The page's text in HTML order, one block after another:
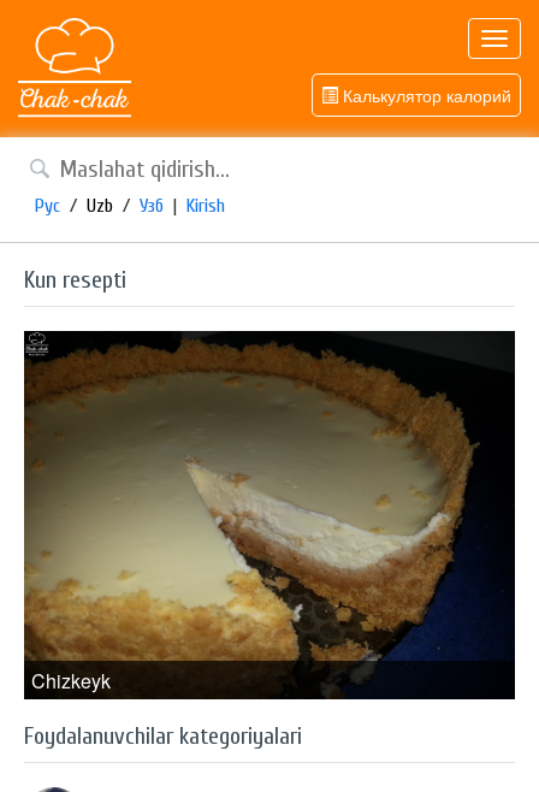
Калькулятор калорий
Рус / Uzb / Узб | Kirish
Kun resepti
Chizkeyk
Foydalanuvchilar kategoriyalari